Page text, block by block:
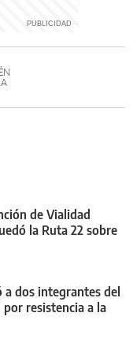
de Vialidad
la Ruta 22 sobre
a dos integrantes del
resistencia a la